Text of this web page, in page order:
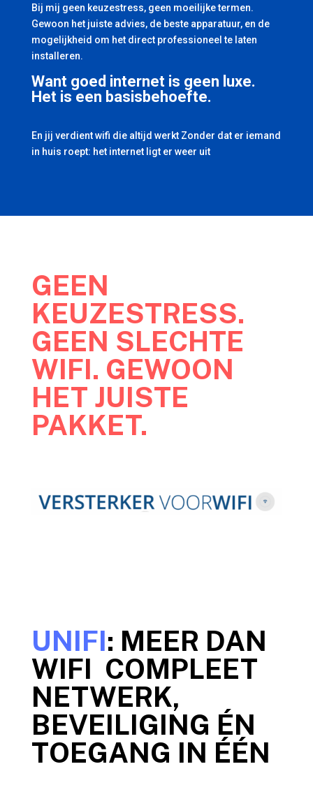
Bij mij geen keuzestress, geen moeilijke termen.
Gewoon het juiste advies, de beste apparatuur, en de
mogelijkheid om het direct professioneel te laten
installeren.
Want goed internet is geen luxe.
Het is een basisbehoefte.
En jij verdient wifi die altijd werkt Zonder dat er iemand
in huis roept: het internet ligt er weer uit
GEEN
KEUZESTRESS.
GEEN SLECHTE
WIFI. GEWOON
HET JUISTE
PAKKET.
UNIFI: MEER DAN
WIFI COMPLEET
NETWERK,
BEVEILIGING ÉN
TOEGANG IN ÉÉN